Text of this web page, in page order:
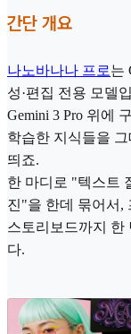
간단 개요
나노바나나 프로는
성·편집 전용 모델
Gemini 3 Pro 위에
학습한 지식들을
띄죠.
한 마디로 "텍스트
진"을 한데 묶어서,
스토리보드까지 한
다.